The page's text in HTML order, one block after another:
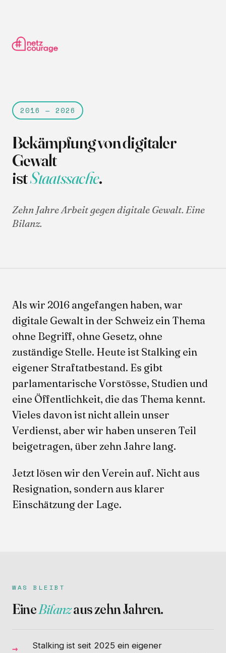
2016 — 2026
Bekämpfung von digitaler
Gewalt
istStaatssache.
Zehn Jahre Arbeit gegen digitale Gewalt. Eine
Bilanz.
Als wir 2016 angefangen haben, war
digitale Gewalt in der Schweiz ein Thema
ohne Begriff, ohne Gesetz, ohne
zuständige Stelle. Heute ist Stalking ein
eigener Straftatbestand. Es gibt
parlamentarische Vorstösse, Studien und
eine Öffentlichkeit, die das Thema kennt.
Vieles davon ist nicht allein unser
Verdienst, aber wir haben unseren Teil
beigetragen, über zehn Jahre lang.
Jetzt lösen wir den Verein auf. Nicht aus
Resignation, sondern aus klarer
Einschätzung der Lage.
WAS BLEIBT
EineBilanzaus zehn Jahren.
Stalking ist seit 2025 ein eigener